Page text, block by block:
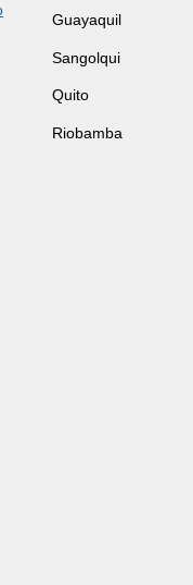
Guayaquil
Sangolqui
Quito
Riobamba